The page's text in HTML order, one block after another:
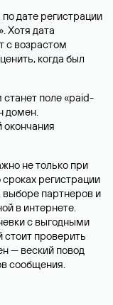
дате регистрации
Хотя дата
с возрастом
когда был
поле «paid-
домен.
окончания
не только при
регистрации
партнеров и
в интернете.
с выгодными
проверить
— веский повод
сообщения.